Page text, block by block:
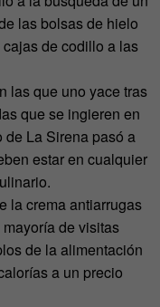
las bolsas de hielo
de codillo a las
las que uno yace tras
que se ingieren en
de La Sirena pasó a
estar en cualquier
la crema antiarrugas
de visitas
de la alimentación
a un precio